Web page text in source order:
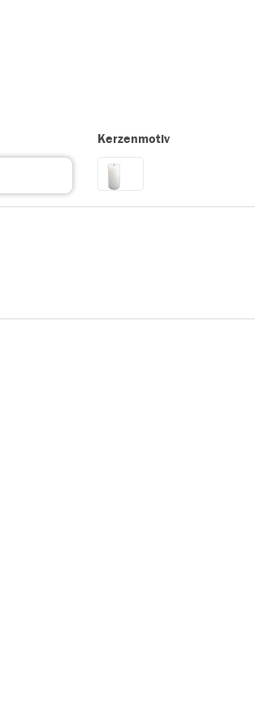
Kerzenmotiv